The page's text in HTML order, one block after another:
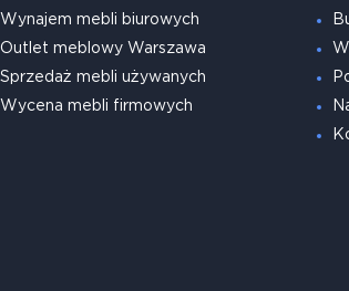
Wynajem mebli biurowych
Outlet meblowy Warszawa
Sprzedaż mebli używanych
Wycena mebli firmowych